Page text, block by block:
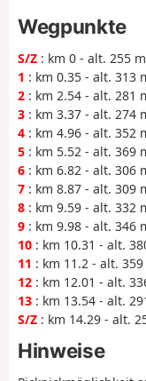
Wegpunkte
S/Z : km 0 - alt. 255
1 : km 0.35 - alt. 313
2 : km 2.54 - alt. 281
3 : km 3.37 - alt. 274
4 : km 4.96 - alt. 352
5 : km 5.52 - alt. 369
6 : km 6.82 - alt. 306
7 : km 8.87 - alt. 309
8 : km 9.59 - alt. 332
9 : km 9.98 - alt. 346
10 : km 10.31 - alt.
11 : km 11.2 - alt.
12 : km 12.01 - alt.
13 : km 13.54 - alt.
S/Z : km 14.29 - alt.
Hinweise